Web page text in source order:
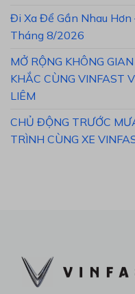
Đi Xa Để Gần Nhau Hơn
Tháng 8/2026
MỞ RỘNG KHÔNG
KHẮC CÙNG VINFAST
LIÊM
CHỦ ĐỘNG TRƯỚC
TRÌNH CÙNG XE